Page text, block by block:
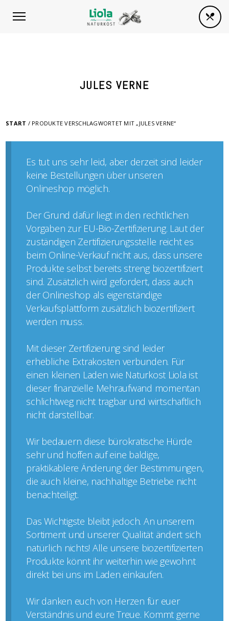
JULES VERNE
START / PRODUKTE VERSCHLAGWORTET MIT „JULES VERNE“
Es tut uns sehr leid, aber derzeit sind leider
keine Bestellungen über unseren
Onlineshop möglich.
Der Grund dafür liegt in den rechtlichen
Vorgaben zur EU-Bio-Zertifizierung. Laut der
zuständigen Zertifizierungsstelle reicht es
beim Online-Verkauf nicht aus, dass unsere
Produkte selbst bereits streng biozertifiziert
sind. Zusätzlich wird gefordert, dass auch
der Onlineshop als eigenständige
Verkaufsplattform zusätzlich biozertifiziert
werden muss.
Mit dieser Zertifizierung sind leider
erhebliche Extrakosten verbunden. Für
einen kleinen Laden wie Naturkost Liola ist
dieser finanzielle Mehraufwand momentan
schlichtweg nicht tragbar und wirtschaftlich
nicht darstellbar.
Wir bedauern diese bürokratische Hürde
sehr und hoffen auf eine baldige,
praktikablere Änderung der Bestimmungen,
die auch kleine, nachhaltige Betriebe nicht
benachteiligt.
Das Wichtigste bleibt jedoch. An unserem
Sortiment und unserer Qualität ändert sich
natürlich nichts! Alle unsere biozertifizierten
Produkte könnt ihr weiterhin wie gewohnt
direkt bei uns im Laden einkaufen.
Wir danken euch von Herzen für euer
Verständnis und eure Treue. Kommt gerne